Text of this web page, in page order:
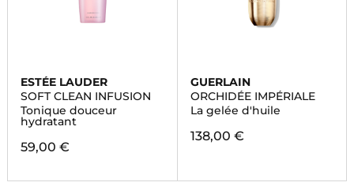
ESTÉE LAUDER
SOFT CLEAN INFUSION
Tonique douceur
hydratant
59,00 €
GUERLAIN
ORCHIDÉE IMPÉRIALE
La gelée d'huile
138,00 €